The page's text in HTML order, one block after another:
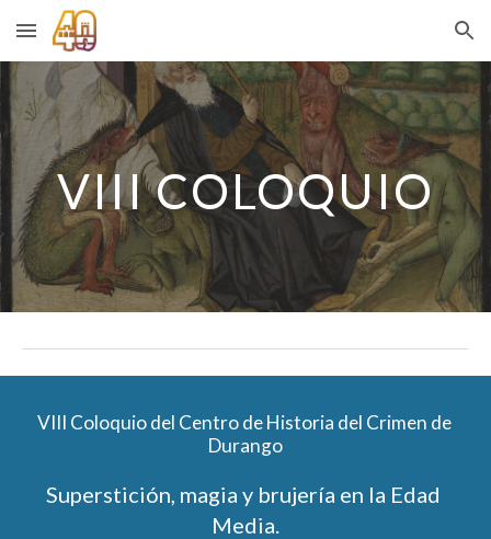
Skip to main content Skip to navigation
VIII COLOQUIO
VIII Coloquio del Centro de Historia del Crimen de
Durango
Superstición, magia y brujería en la Edad
Media.